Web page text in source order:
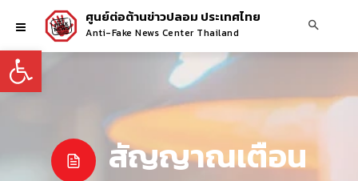
Open toolbar
ศูนย์ต่อต้านข่าวปลอม ประเทศไทย
Anti-Fake News Center Thailand
สัญญาณเตือน